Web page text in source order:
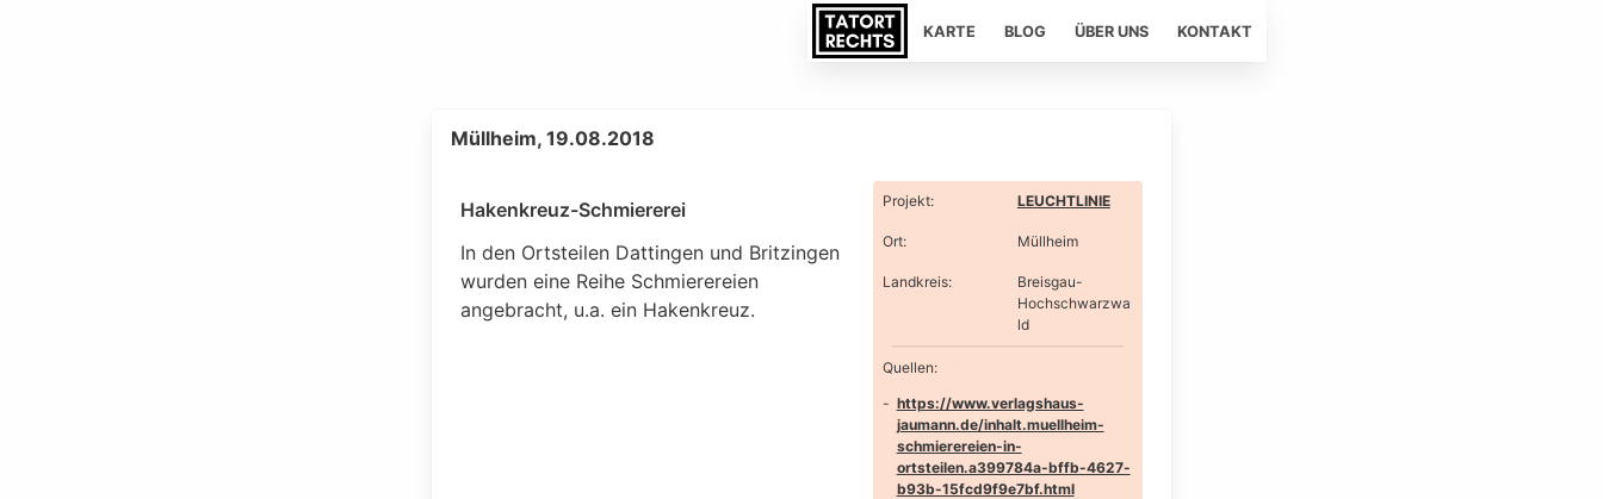
KARTE BLOG ÜBER UNS KONTAKT
Müllheim, 19.08.2018
Hakenkreuz-Schmiererei
In den Ortsteilen Dattingen und Britzingen
wurden eine Reihe Schmierereien
angebracht, u.a. ein Hakenkreuz.
Projekt: LEUCHTLINIE
Ort: Müllheim
Landkreis:
Breisgau-
Hochschwarzwa
ld
Quellen:
https://www.verlagshaus-
jaumann.de/inhalt.muellheim-
schmierereien-in-
ortsteilen.a399784a-bffb-4627-
b93b-15fcd9f9e7bf.html